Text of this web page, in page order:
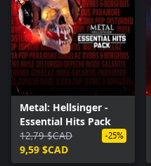
Note : la fonctionnalité
disponible avec les morceaux
Metal: Hellsinger -
Essential Hits Pack
12,79 $CAD
9,59 $CAD
-25%